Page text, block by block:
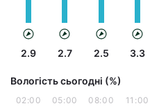
2.9 2.7 2.5 3.3
Вологість сьогодні (%)
02:00 05:00 08:00 11:00